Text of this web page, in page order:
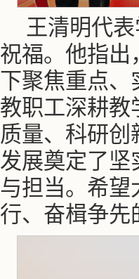
王清明代
祝福。他指出
下聚焦重点、
教职工深耕教
质量、科研
发展奠定了坚
与担当。希望
行、奋楫争先